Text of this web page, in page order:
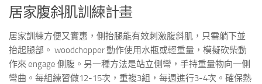
居家腹斜肌訓練計畫
居家訓練方便又實惠，側抬腿能有效刺激腹斜肌，只需躺下並
抬起腿部。 woodchopper 動作使用水瓶或輕重量，模擬砍柴動
作來 engage 側腹。另一種方法是站立側彎，手持重量物向一側
彎曲。每組練習做12-15次，重複3組，每週進行3-4次。確保熱